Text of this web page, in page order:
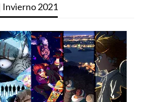
2021